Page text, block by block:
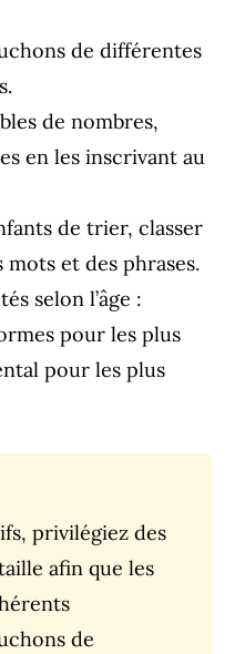
de différentes
de nombres,
en les inscrivant au
de trier, classer
et des phrases.
selon l’âge :
pour les plus
pour les plus
privilégiez des
afin que les
de